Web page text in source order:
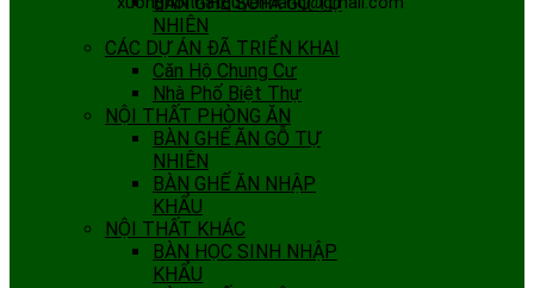
NHIÊN
CÁC DỰ ÁN ĐÃ TRIỂN KHAI
Căn Hộ Chung Cư
Nhà Phố Biệt Thự
NỘI THẤT PHÒNG ĂN
BÀN GHẾ ĂN GỖ TỰ
NHIÊN
BÀN GHẾ ĂN NHẬP
KHẨU
NỘI THẤT KHÁC
BÀN HỌC SINH NHẬP
KHẨU